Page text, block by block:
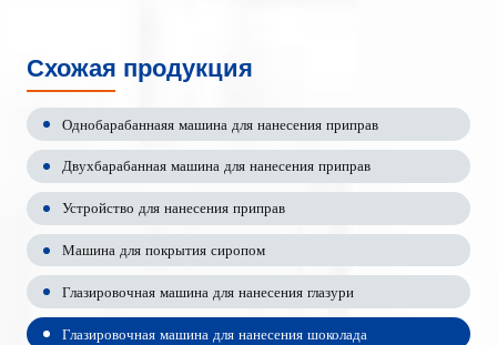
Схожая продукция
Однобарабаннаяя машина для нанесения приправ
Двухбарабанная машина для нанесения приправ
Устройство для нанесения приправ
Машина для покрытия сиропом
Глазировочная машина для нанесения глазури
Глазировочная машина для нанесения шоколада